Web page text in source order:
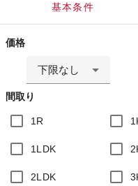
基本条件
価格
下限なし
間取り
1R
1LDK
2LDK